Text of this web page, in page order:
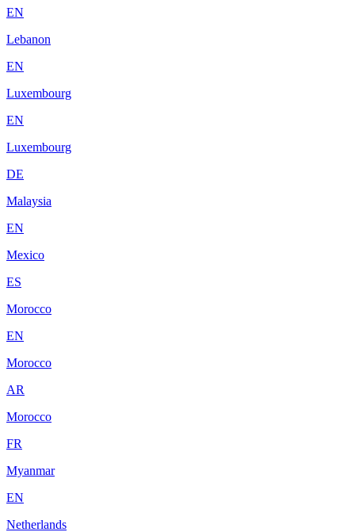
EN
Lebanon
EN
Luxembourg
EN
Luxembourg
DE
Malaysia
EN
Mexico
ES
Morocco
EN
Morocco
AR
Morocco
FR
Myanmar
EN
Netherlands